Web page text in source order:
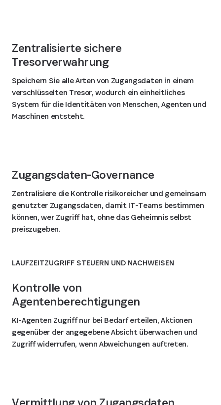
Zentralisierte sichere
Tresorverwahrung
Speichern Sie alle Arten von Zugangsdaten in einem
verschlüsselten Tresor, wodurch ein einheitliches
System für die Identitäten von Menschen, Agenten und
Maschinen entsteht.
Zugangsdaten-Governance
Zentralisiere die Kontrolle risikoreicher und gemeinsam
genutzter Zugangsdaten, damit IT-Teams bestimmen
können, wer Zugriff hat, ohne das Geheimnis selbst
preiszugeben.
LAUFZEITZUGRIFF STEUERN UND NACHWEISEN
Kontrolle von
Agentenberechtigungen
KI-Agenten Zugriff nur bei Bedarf erteilen, Aktionen
gegenüber der angegebene Absicht überwachen und
Zugriff widerrufen, wenn Abweichungen auftreten.